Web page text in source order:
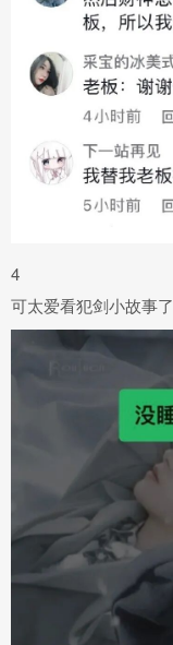
4
可太爱看犯剑小故事了